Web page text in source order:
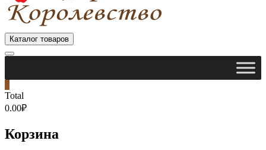
Каталог товаров
Total
0.00₽
Корзина